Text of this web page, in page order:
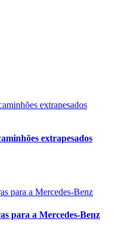
extrapesados
para a Mercedes-Benz